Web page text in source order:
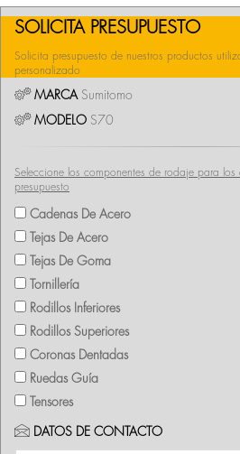
SOLICITA PRESUPUESTO
Solicita presupuesto de nuestros productos
personalizado
MARCA Sumitomo
MODELO S70
Seleccione los componentes de rodaje para los
presupuesto
Cadenas De Acero
Tejas De Acero
Tejas De Goma
Tornillería
Rodillos Inferiores
Rodillos Superiores
Coronas Dentadas
Ruedas Guía
Tensores
DATOS DE CONTACTO